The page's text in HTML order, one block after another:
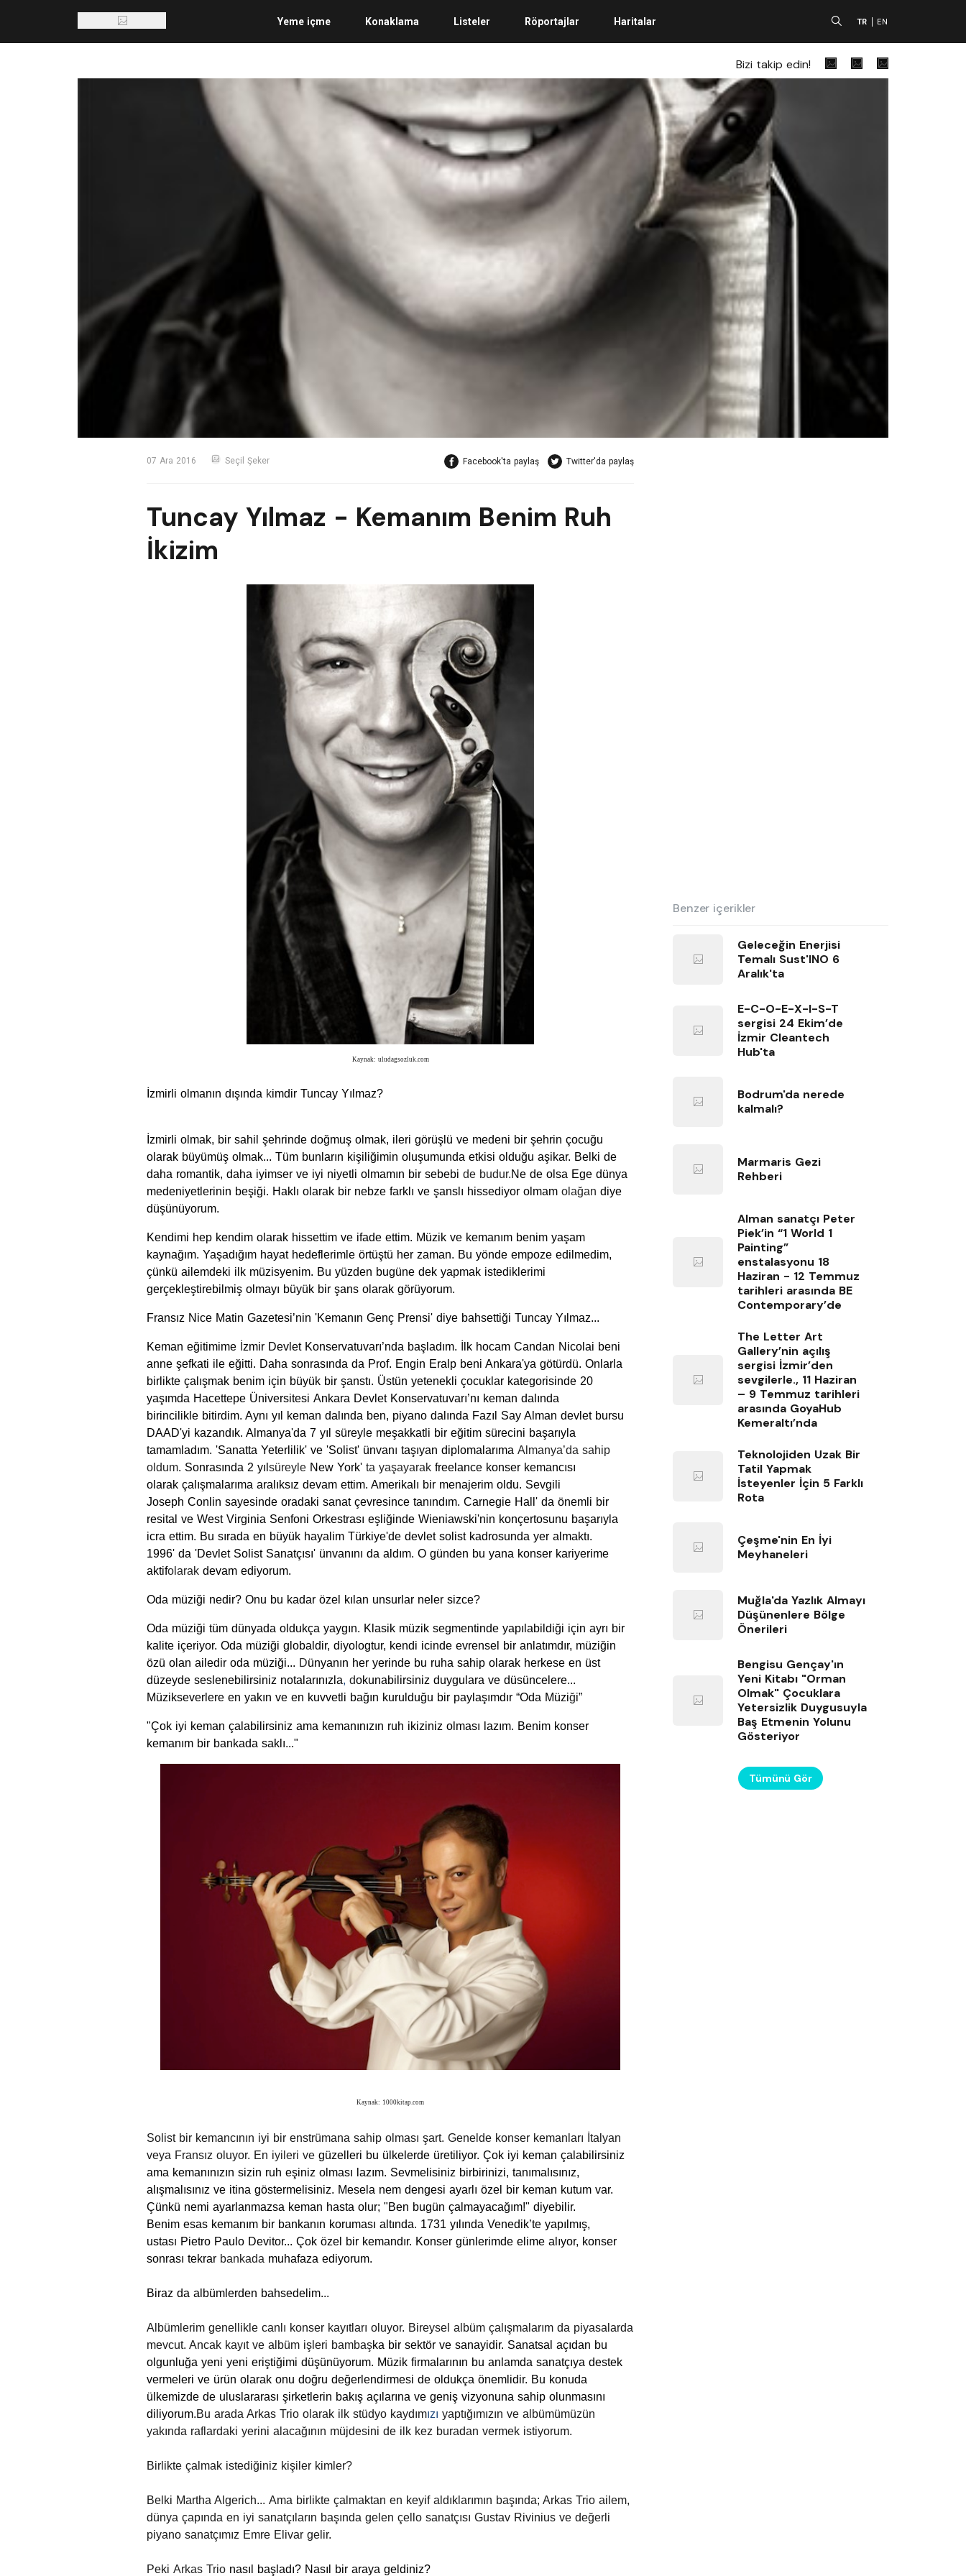
Yeme içme Konaklama Listeler Röportajlar Haritalar A TR EN
Bizi takip edin!
07 Ara 2016 Seçil Şeker Facebook'ta paylaş Twitter'da paylaş
Tuncay Yılmaz - Kemanım Benim Ruh
İkizim
Kaynak: uludagsozluk.com
İzmirli olmanın dışında kimdir Tuncay Yılmaz?
İzmirli olmak, bir sahil şehrinde doğmuş olmak, ileri görüşlü ve medeni bir şehrin çocuğu
olarak büyümüş olmak... Tüm bunların kişiliğimin oluşumunda etkisi olduğu aşikar. Belki de
daha romantik, daha iyimser ve iyi niyetli olmamın bir sebebi de budur.Ne de olsa Ege dünya
medeniyetlerinin beşiği. Haklı olarak bir nebze farklı ve şanslı hissediyor olmam olağan diye
düşünüyorum.
Kendimi hep kendim olarak hissettim ve ifade ettim. Müzik ve kemanım benim yaşam
kaynağım. Yaşadığım hayat hedeflerimle örtüştü her zaman. Bu yönde empoze edilmedim,
çünkü ailemdeki ilk müzisyenim. Bu yüzden bugüne dek yapmak istediklerimi
gerçekleştirebilmiş olmayı büyük bir şans olarak görüyorum.
Fransız Nice Matin Gazetesi’nin 'Kemanın Genç Prensi' diye bahsettiği Tuncay Yılmaz...
Keman eğitimime zmir Devlet Konservatuvarı’nda başladım.
lk hocam Candan Nicolai beni
anne şefkati ile eğitti. Daha sonrasında da Prof. Engin Eralp beni Ankara'ya götürdü. Onlarla
birlikte çalışmak benim için büyük bir şanstı. Üstün yetenekli çocuklar kategorisinde 20
yaşımda Hacettepe Üniversitesi Ankara Devlet Konservatuvarı’nı keman dalında
birincilikle bitirdim. Aynı yıl keman dalında ben, piyano dalında Fazıl Say Alman devlet bursu
DAAD'yi kazandık. Almanya'da 7 yıl süreyle meşakkatli bir eğitim sürecini başarıyla
tamamladım. 'Sanatta Yeterlilik' ve 'Solist' ünvanı taşıyan diplomalarıma Almanya’da sahip
oldum. Sonrasında 2 yıl süreyle New York' ta yaşayarak freelance konser kemancısı
olarak çalışmalarıma aralıksız devam ettim. Amerikalı bir menajerim oldu. Sevgili
Joseph Conlin sayesinde oradaki sanat çevresince tanındım. Carnegie Hall' da önemli bir
resital ve West Virginia Senfoni Orkestrası eşliğinde Wieniawski'nin konçertosunu başarıyla
icra ettim. Bu sırada en büyük hayalim Türkiye'de devlet solist kadrosunda yer almaktı.
1996' da 'Devlet Solist Sanatçısı' ünvanını da aldım. O günden bu yana konser kariyerime
aktifolarak devam ediyorum.
Oda müziği nedir? Onu bu kadar özel kılan unsurlar neler sizce?
Oda müziği tüm dünyada oldukça yaygın. Klasik müzik segmentinde yapılabildiği için ayrı bir
kalite içeriyor. Oda müziği globaldir, diyologtur, kendi icinde evrensel bir anlatımdır, müziğin
özü olan ailedir oda müziği... Dünyanın her yerinde bu ruha sahip olarak herkese en üst
düzeyde seslenebilirsiniz notalarınızla, dokunabilirsiniz duygulara ve düsüncelere...
Müzikseverlere en yakın ve en kuvvetli bağın kurulduğu bir paylaşımdır “Oda Müziği”
"Çok iyi keman çalabilirsiniz ama kemanınızın ruh ikiziniz olması lazım. Benim konser
kemanım bir bankada saklı..."
Kaynak: 1000kitap.com
Solist bir kemancının iyi bir enstrümana sahip olması şart. Genelde konser kemanları İtalyan
veya Fransız oluyor. En iyileri ve güzelleri bu ülkelerde üretiliyor. Çok iyi keman çalabilirsiniz
ama kemanınızın sizin ruh eşiniz olması lazım. Sevmelisiniz birbirinizi, tanımalısınız,
alışmalısınız ve itina göstermelisiniz. Mesela nem dengesi ayarlı özel bir keman kutum var.
Çünkü nemi ayarlanmazsa keman hasta olur; "Ben bugün çalmayacağım!" diyebilir.
Benim esas kemanım bir bankanın koruması altında. 1731 yılında Venedik’te yapılmış,
ustası Pietro Paulo Devitor... Çok özel bir kemandır. Konser günlerimde elime alıyor, konser
sonrası tekrar bankada muhafaza ediyorum.
Biraz da albümlerden bahsedelim...
Albümlerim genellikle canlı konser kayıtları oluyor. Bireysel albüm çalışmalarım da piyasalarda
mevcut. Ancak kayıt ve albüm işleri bambaşka bir sektör ve sanayidir. Sanatsal açıdan bu
olgunluğa yeni yeni eriştiğimi düşünüyorum. Müzik firmalarının bu anlamda sanatçıya destek
vermeleri ve ürün olarak onu doğru değerlendirmesi de oldukça önemlidir. Bu konuda
ülkemizde de uluslararası şirketlerin bakış açılarına ve geniş vizyonuna sahip olunmasını
diliyorum.Bu arada Arkas Trio olarak ilk stüdyo kaydımızı yaptığımızın ve albümümüzün
yakında raflardaki yerini alacağının müjdesini de ilk kez buradan vermek istiyorum.
Birlikte çalmak istediğiniz kişiler kimler?
Belki Martha Algerich... Ama birlikte çalmaktan en keyif aldıklarımın başında; Arkas Trio ailem,
dünya çapında en iyi sanatçıların başında gelen çello sanatçısı Gustav Rivinius ve değerli
piyano sanatçımız Emre Elivar gelir.
Peki Arkas Trio nasıl başladı? Nasıl bir araya geldiniz?
Benzer içerikler
Geleceğin Enerjisi
Temalı Sust'INO 6
Aralık'ta
E-C-O-E-X-I-S-T
sergisi 24 Ekim’de
İzmir Cleantech
Hub'ta
Bodrum'da nerede
kalmalı?
Marmaris Gezi
Rehberi
Alman sanatçı Peter
Piek’in “1 World 1
Painting”
enstalasyonu 18
Haziran - 12 Temmuz
tarihleri arasında BE
Contemporary’de
The Letter Art
Gallery’nin açılış
sergisi İzmir’den
sevgilerle., 11 Haziran
– 9 Temmuz tarihleri
arasında GoyaHub
Kemeraltı’nda
Teknolojiden Uzak Bir
Tatil Yapmak
İsteyenler İçin 5 Farklı
Rota
Çeşme'nin En İyi
Meyhaneleri
Muğla'da Yazlık Almayı
Düşünenlere Bölge
Önerileri
Bengisu Gençay'ın
Yeni Kitabı "Orman
Olmak" Çocuklara
Yetersizlik Duygusuyla
Baş Etmenin Yolunu
Gösteriyor
Tümünü Gör